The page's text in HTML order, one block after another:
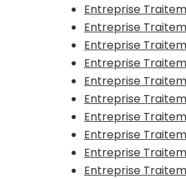
Entreprise
Entreprise
Entreprise
Entreprise
Entreprise
Entreprise
Entreprise
Entreprise
Entreprise
Entreprise